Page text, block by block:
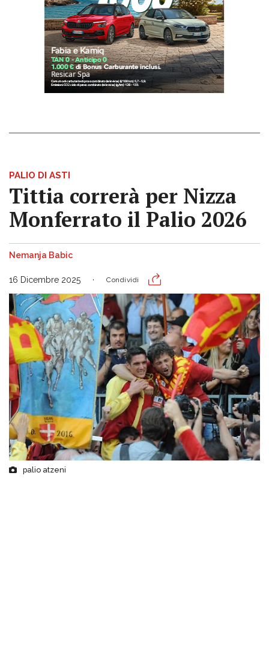
PALIO DI ASTI
Tittia correrà per Nizza
Monferrato il Palio 2026
Nemanja Babic
16 Dicembre 2025 Condividi
palio atzeni